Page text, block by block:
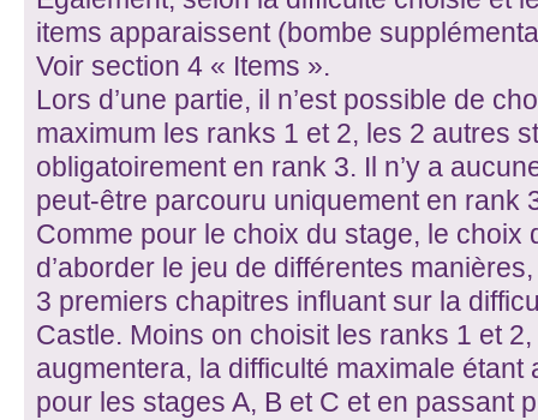
items apparaissent (bombe
Voir section 4 « Items ».
Lors d’une partie, il n’est possible de
maximum les ranks 1 et 2, les 2 autres
obligatoirement en rank 3. Il n’y a
peut-être parcouru uniquement en rank
Comme pour le choix du stage, le choix
d’aborder le jeu de différentes
3 premiers chapitres influant sur la
Castle. Moins on choisit les ranks 1 et
augmentera, la difficulté maximale étant
pour les stages A, B et C et en passant